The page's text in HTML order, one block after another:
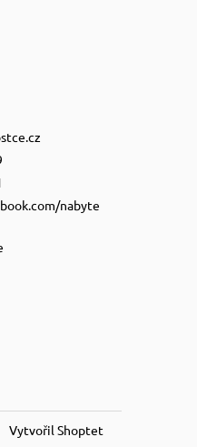
nabyte
Vytvořil Shoptet